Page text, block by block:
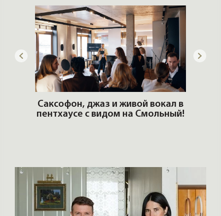
Саксофон, джаз и живой вокал в
пентхаусе с видом на Смольный!